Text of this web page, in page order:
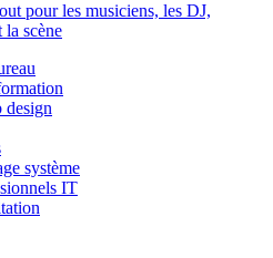
pour les musiciens, les DJ,
la scène
design
système
IT